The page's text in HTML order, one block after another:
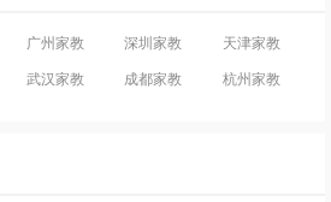
广州家教 深圳家教 天津家教
武汉家教 成都家教 杭州家教